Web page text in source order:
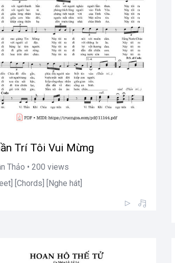
Trí Tôi Vui Mừng
Thảo • 200 views
[Chords] [Nghe hát]